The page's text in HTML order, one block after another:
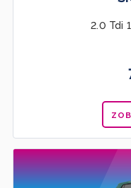
2.0 Tdi